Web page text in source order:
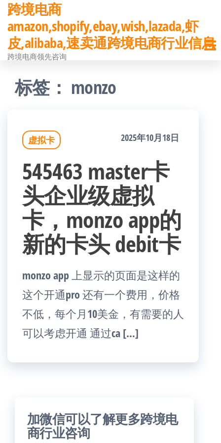
前
往
内
跨境电商
amazon,shopify,ebay,wish,lazada,虾
皮,alibaba,速卖通跨境电商行业信息
跨境电商领先咨询
标签： monzo
虚拟卡 2025年10月18日
545463 master卡
头企业级虚拟
卡，monzo app的
新的卡头 debit卡
monzo app 上显示的页面是这样的
这个开通pro 还有一个费用，价格
不低，每个月10美金，有需要的人
可以考虑开通 通过ca […]
加微信可以了解更多跨境电
商行业咨询